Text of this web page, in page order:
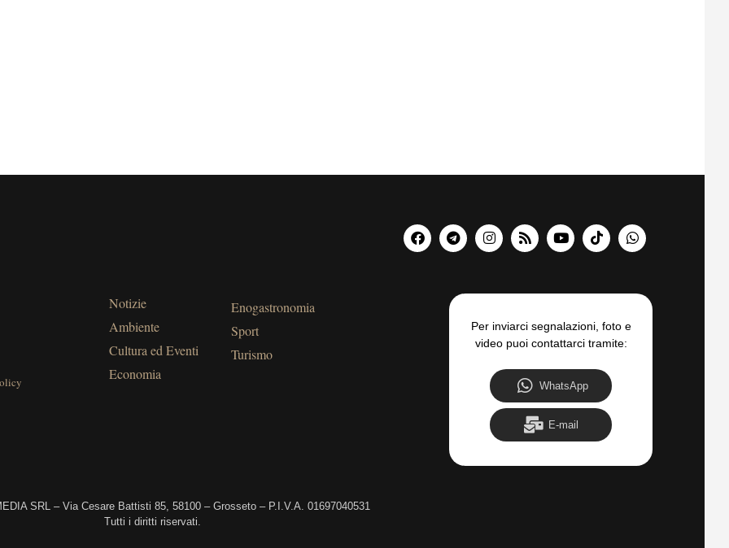
Notizie
Ambiente
Cultura ed Eventi
Economia
Enogastronomia
Sport
Turismo
Per inviarci segnalazioni, foto e
video puoi contattarci tramite:
WhatsApp
E-mail
SRL – Via Cesare Battisti 85, 58100 – Grosseto – P.I.V.A. 01697040531
Tutti i diritti riservati.